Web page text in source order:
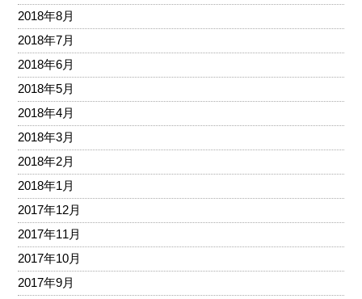
2018年8月
2018年7月
2018年6月
2018年5月
2018年4月
2018年3月
2018年2月
2018年1月
2017年12月
2017年11月
2017年10月
2017年9月